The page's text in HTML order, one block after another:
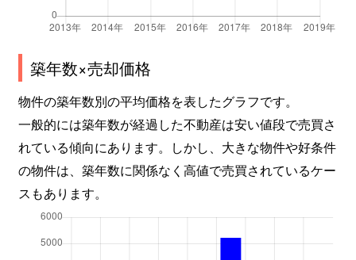
築年数×売却価格
物件の築年数別の平均価格を表したグラフです。
一般的には築年数が経過した不動産は安い値段で売買さ
れている傾向にあります。しかし、大きな物件や好条件
の物件は、築年数に関係なく高値で売買されているケー
スもあります。